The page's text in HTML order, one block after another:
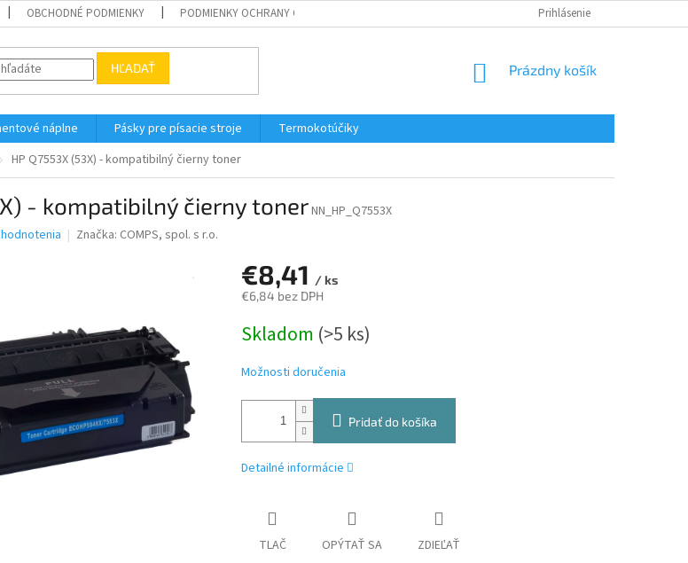
OBCHODNÉ PODMIENKY PODMIENKY OCHRANY OSOBNÝCH ÚDAJOV KONTAKTY
Prihlásenie
HĽADAŤ
NÁKUPNÝ
Prázdny košík
náplne Pásky pre písacie stroje
Termokotúčiky
HP Q7553X (53X) - kompatibilný čierny toner
- kompatibilný čierny tonerNN_HP_Q7553X
Značka: COMPS, spol. s r.o.
€8,41 / ks
€6,84 bez DPH
cena:
Skladom (>5 ks)
Možnosti doručenia
Pridať do košíka
Detailné informácie
TLAČ OPÝTAŤ SA ZDIEĽAŤ